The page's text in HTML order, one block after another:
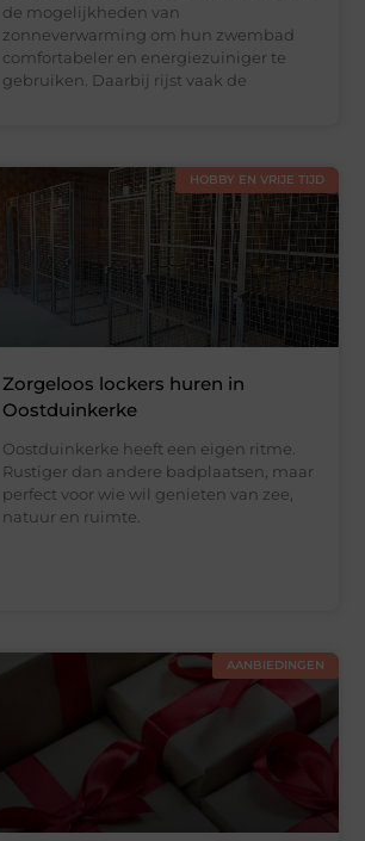
de mogelijkheden van
zonneverwarming om hun zwembad
comfortabeler en energiezuiniger te
gebruiken. Daarbij rijst vaak de
HOBBY EN VRIJE TIJD
Zorgeloos lockers huren in
Oostduinkerke
Oostduinkerke heeft een eigen ritme.
Rustiger dan andere badplaatsen, maar
perfect voor wie wil genieten van zee,
natuur en ruimte.
AANBIEDINGEN